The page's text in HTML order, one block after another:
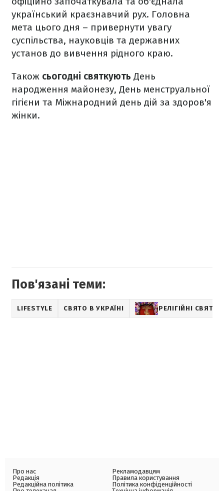
український краєзнавчий рух. Головна
мета цього дня – привернути увагу
суспільства, науковців та державних
установ до вивчення рідного краю.
Також сьогодні святкують День
народження майонезу, День менструальної
гігієни та Міжнародний день дій за здоров'я
жінки.
Пов'язані теми:
LIFESTYLE СВЯТО В УКРАЇНІ РЕЛІГІЙНІ СВЯТА
Про нас
Редакція
Редакційна політика
Рекламодавцям
Правила користування
Політика конфіденційності